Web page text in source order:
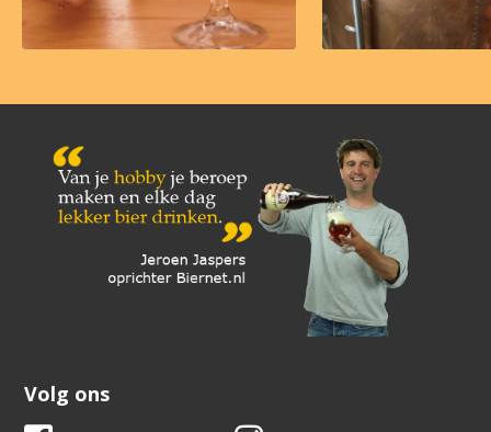
Volg ons